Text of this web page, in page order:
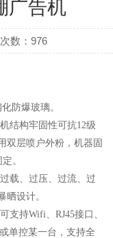
广告机
数：976
化防爆玻璃。
结构牢固性可抗12级
双层喷户外粉，机器固
。
载、过压、过流、过
晒设计。
支持Wifi、RJ45接口、
单控某一台，支持全